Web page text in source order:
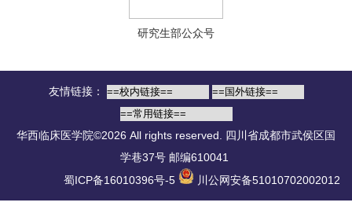
研究生部公众号
友情链接：
华西临床医学院©2026 All rights reserved.
四川省成都市武侯区国
学巷37号 邮编610041
蜀ICP备16010396号-5
川公网安备51010702002012